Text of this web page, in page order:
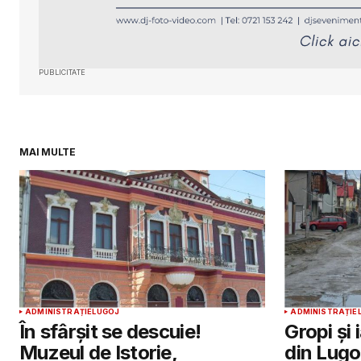
PUBLICITATE
MAI MULTE
ADMINISTRAȚIELUGOJ
În sfârșit se descuie!
Muzeul de Istorie,
ADMINISTRAȚIE
Gropi și
din